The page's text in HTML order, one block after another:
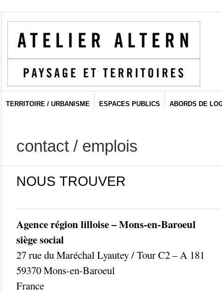
TERRITOIRE / URBANISME ESPACES PUBLICS ABORDS DE
contact / emplois
NOUS TROUVER
Agence région lilloise – Mons-en-Baroeul
siège social
27 rue du Maréchal Lyautey / Tour C2 – A 181
59370 Mons-en-Baroeul
France